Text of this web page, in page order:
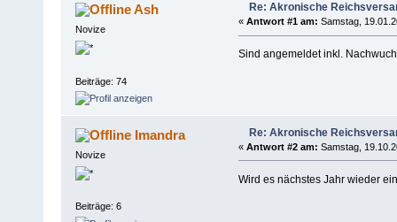
Ash
Novize
Beiträge: 74
Re: Akronische
« Antwort #1 am: Samstag,
Sind angemeldet inkl.
Imandra
Novize
Beiträge: 6
Re: Akronische
« Antwort #2 am: Samstag,
Wird es nächstes Jahr wieder